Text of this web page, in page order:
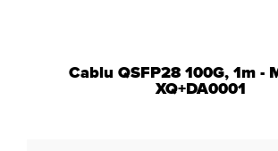
Cablu QSFP28 100G, 1m -
XQ+DA0001